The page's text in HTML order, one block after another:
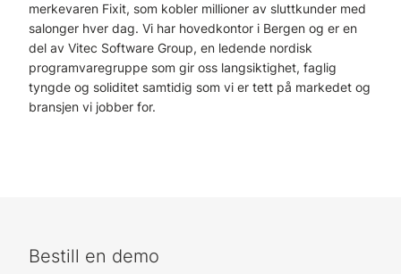
merkevaren Fixit, som kobler millioner av sluttkunder med
salonger hver dag. Vi har hovedkontor i Bergen og er en
del av Vitec Software Group, en ledende nordisk
programvaregruppe som gir oss langsiktighet, faglig
tyngde og soliditet samtidig som vi er tett på markedet og
bransjen vi jobber for.
Bestill en demo